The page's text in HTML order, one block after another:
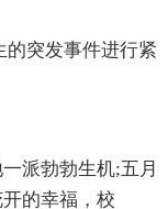
突发事件进行紧
派勃勃生机;五月
的幸福，校